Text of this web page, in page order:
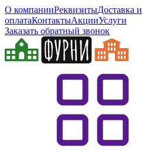
О компанииРеквизитыДоставка и
оплатаКонтактыАкцииУслуги
Заказать обратный звонок